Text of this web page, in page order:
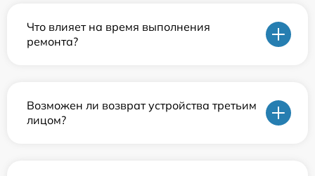
Что влияет на время выполнения
ремонта?
Возможен ли возврат устройства третьим
лицом?